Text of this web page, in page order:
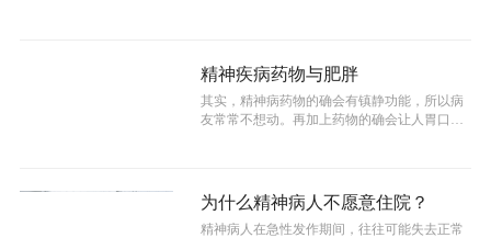
精神疾病药物与肥胖
其实，精神病药物的确会有镇静功能，所以病
友常常不想动。再加上药物的确会让人胃口比
为什么精神病人不愿意住院？
精神病人在急性发作期间，往往可能失去正常